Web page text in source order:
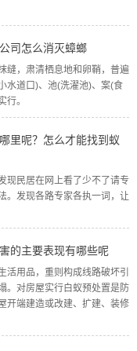
司怎么消灭蟑螂
缝，肃清栖息地和卵鞘，普遍
水道口)、池(洗濯池)、案(食
行。
里呢？怎么才能找到蚁
现民居在网上看了少不了请专
。发现各路专家各执一词，让
的主要表现有哪些呢
活用品，重则构成线路破坏引
。对房屋实行白蚁预处置是防
开端建造或改建、扩建、装修